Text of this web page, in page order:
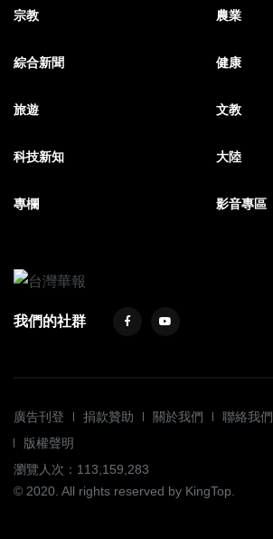
宗教 農業
綜合新聞 健康
旅遊 文教
科技新知 大陸
專欄 影音專區
我們的社群
廣告刊登 捐款贊助 關於我們 聯絡我們
版權聲明
瀏覽人次：113,159,283
© 2020. All rights reserved by KingTop.